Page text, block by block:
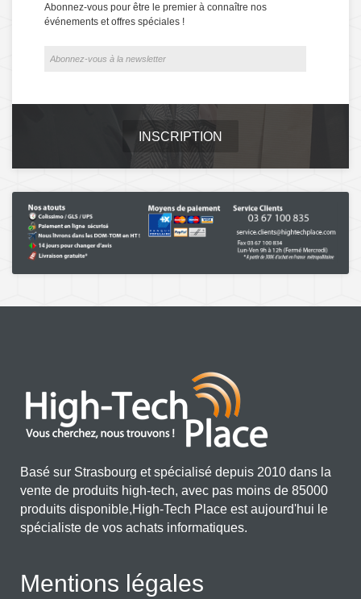
Abonnez-vous pour être le premier à connaître nos
événements et offres spéciales !
INSCRIPTION
Basé sur Strasbourg et spécialisé depuis 2010 dans la
vente de produits high-tech, avec pas moins de 85000
produits disponible,High-Tech Place est aujourd'hui le
spécialiste de vos achats informatiques.
Mentions légales